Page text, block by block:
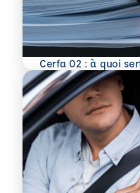
Cerfa 02 : à quoi
En savoir plus